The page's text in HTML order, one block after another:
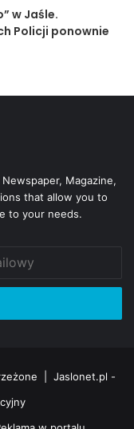
w Jaśle.
Policji ponownie
Magazine,
that allow you to
to your needs.
| Jaslonet.pl -